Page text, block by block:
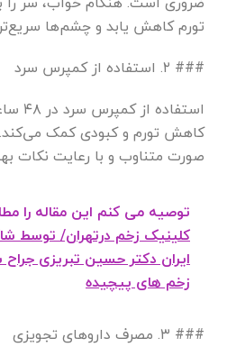
تورم کاهش یابد و چشم‌ها سریع‌تر
### ۲. استفاده از کمپرس سرد
کاهش تورم و کبودی کمک
صورت متناوب و با رعایت نکات
توصیه می کنم این مقاله را
کلینیک زخم درتهران/ توسط
ایران دکتر حسین تبریزی
زخم های پیچیده
### ۳. مصرف داروهای تجویزی